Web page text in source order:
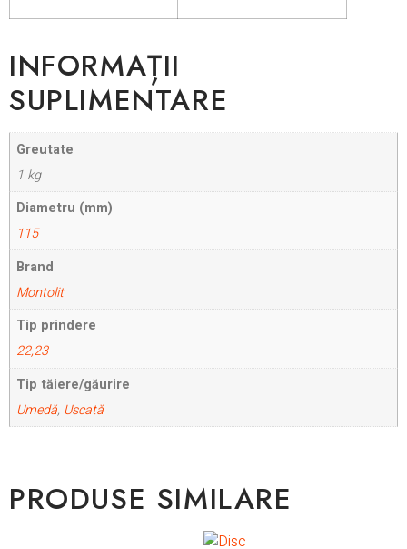
INFORMAȚII
SUPLIMENTARE
Greutate
1 kg
Diametru (mm)
115
Brand
Montolit
Tip prindere
22,23
Tip tăiere/găurire
Umedă, Uscată
PRODUSE SIMILARE